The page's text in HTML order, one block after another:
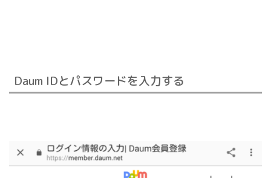
Daum IDとパスワードを入力する